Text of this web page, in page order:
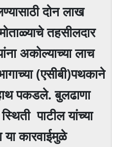
दाेन लाख
तहसीलदार
अकाेल्याच्या लाच
(एसीबी)पथकाने
पकडले. बुलढाणा
पाटील यांच्या
या कारवाईमुळे